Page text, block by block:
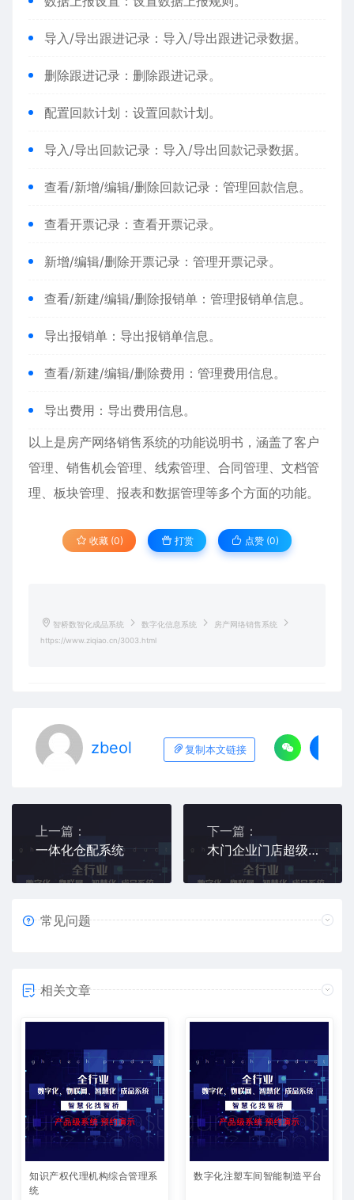
导入/导出跟进记录：导入/导出跟进记录数据。
删除跟进记录：删除跟进记录。
配置回款计划：设置回款计划。
导入/导出回款记录：导入/导出回款记录数据。
查看/新增/编辑/删除回款记录：管理回款信息。
查看开票记录：查看开票记录。
新增/编辑/删除开票记录：管理开票记录。
查看/新建/编辑/删除报销单：管理报销单信息。
导出报销单：导出报销单信息。
查看/新建/编辑/删除费用：管理费用信息。
导出费用：导出费用信息。
以上是房产网络销售系统的功能说明书，涵盖了客户
管理、销售机会管理、线索管理、合同管理、文档管
理、板块管理、报表和数据管理等多个方面的功能。
收藏 (0) 打赏 点赞 (0)
智桥数智化成品系统 数字化信息系统
房产网络销售系统
https://www.ziqiao.cn/3003.html
zbeol 复制本文链接
上一篇：
一体化仓配系统
下一篇：
木门企业门店超级导购系统
常见问题
相关文章
知识产权代理机构综合管理系
统
数字化注塑车间智能制造平台